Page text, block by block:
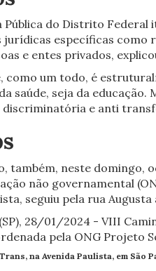
Pública do Distrito
jurídicas específicas
e entes privados,
como um todo, é
saúde, seja da
e anti
também, neste
não governamental
seguiu pela rua
na Avenida Paulista, em São